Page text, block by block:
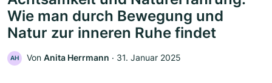
Wie man durch Bewegung und
Natur zur inneren Ruhe findet
AH Von Anita Herrmann ‧ 31. Januar 2025